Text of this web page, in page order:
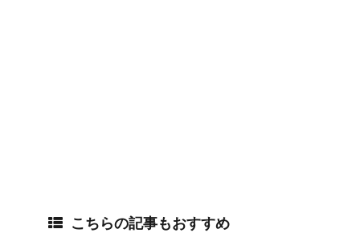
こちらの記事もおすすめ